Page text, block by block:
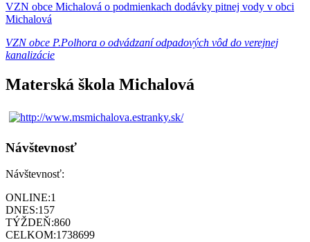
VZN obce Michalová o podmienkach dodávky pitnej vody v obci
Michalová
VZN obce P.Polhora o odvádzaní odpadových vôd do verejnej
kanalizácie
Materská škola Michalová
Návštevnosť
Návštevnosť:
ONLINE:1
DNES:157
TÝŽDEŇ:860
CELKOM:1738699